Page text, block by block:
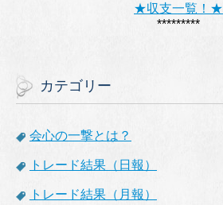
★収支一覧！★
*********
カテゴリー
会心の一撃とは？
トレード結果（日報）
トレード結果（月報）